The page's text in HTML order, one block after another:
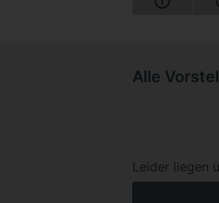
Alle
Leider liegen